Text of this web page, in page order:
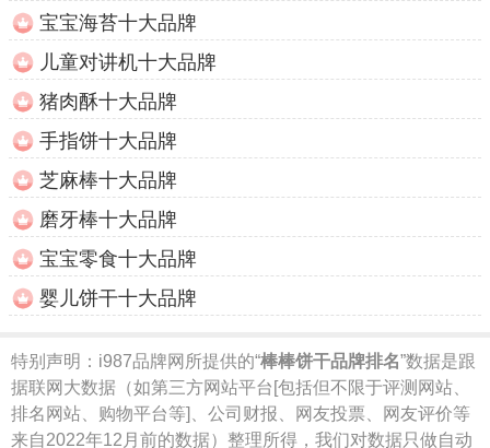
宝宝海苔十大品牌
儿童对讲机十大品牌
猪肉酥十大品牌
手指饼十大品牌
芝麻棒十大品牌
磨牙棒十大品牌
宝宝零食十大品牌
婴儿饼干十大品牌
特别声明： i987品牌网所提供的“棒棒饼干品牌排名”数据是跟
据联网大数据（如第三方网站平台[包括但不限于评测网站、
排名网站、购物平台等]、公司财报、网友投票、网友评价等
来自2022年12月前的数据）整理所得，我们对数据只做自动